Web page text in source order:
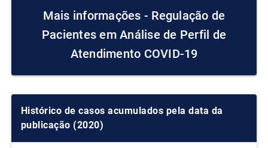
Mais informações - Regulação de
Pacientes em Análise de Perfil de
Atendimento COVID-19
Histórico de casos acumulados pela data da
publicação (2020)